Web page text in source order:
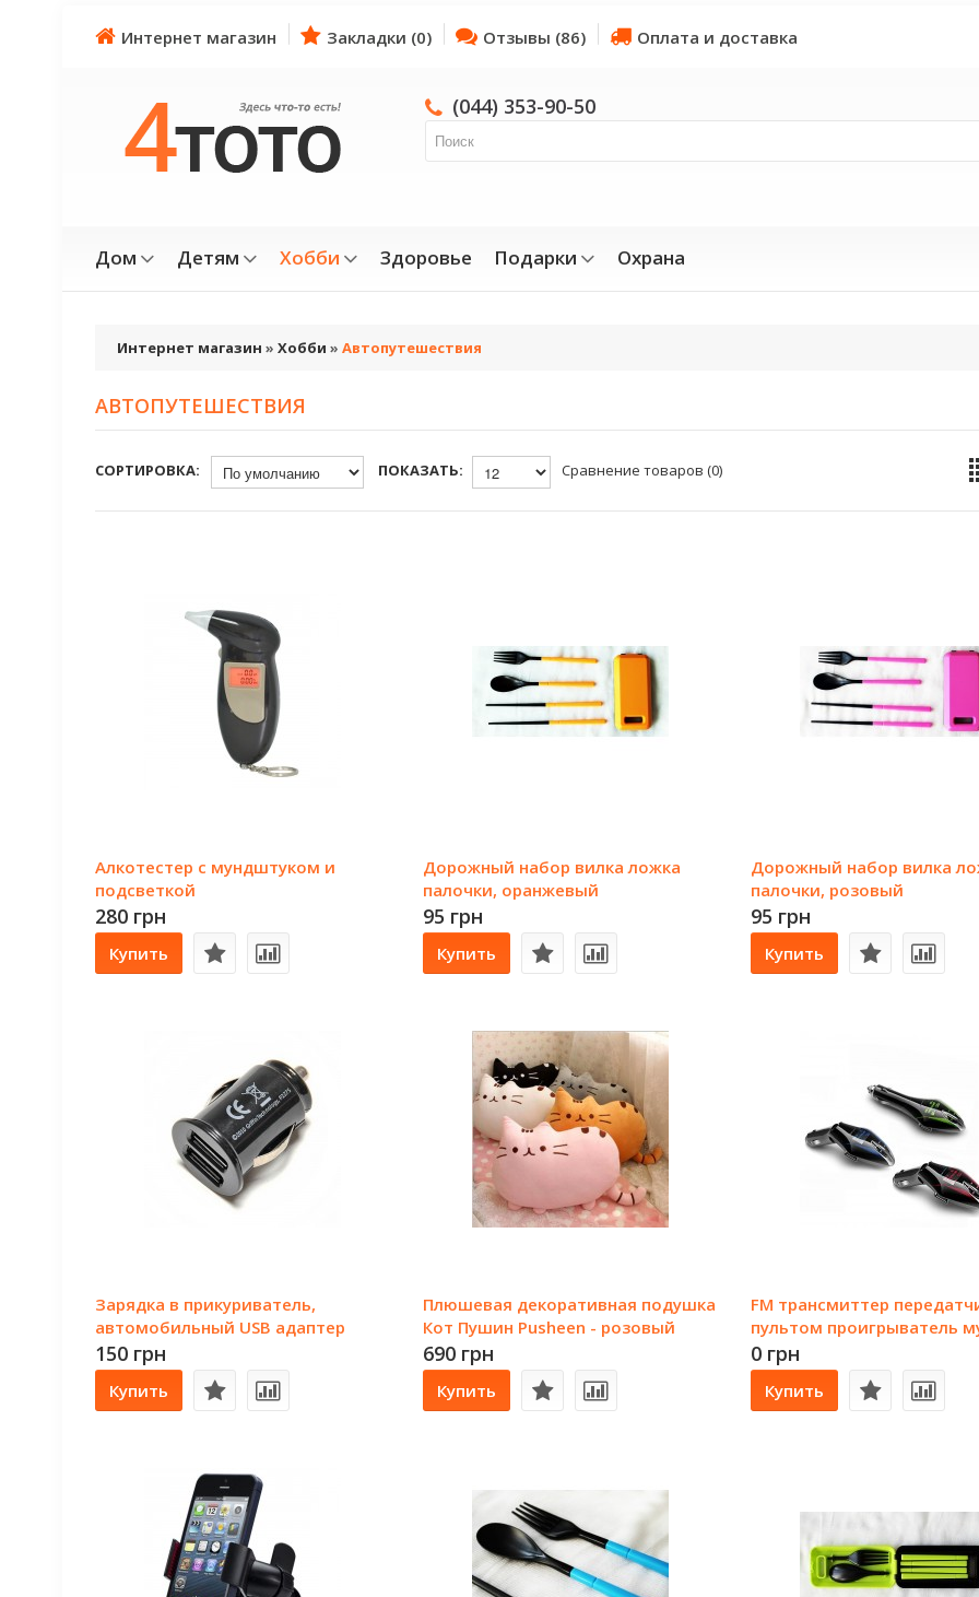
Интернет магазин Закладки (0) Отзывы (86) Оплата и доставка
(044) 353-90-50
Дом Детям Хобби Здоровье Подарки Охрана
Интернет магазин » Хобби » Автопутешествия
АВТОПУТЕШЕСТВИЯ
СОРТИРОВКА: ПОКАЗАТЬ: Сравнение товаров (0)
Алкотестер с мундштуком и
подсветкой
280 грн
Купить
Дорожный набор вилка ложка
палочки, оранжевый
95 грн
Купить
Дорожный набор вилка
палочки, розовый
95 грн
Купить
Зарядка в прикуриватель,
автомобильный USB адаптер
150 грн
Купить
Плюшевая декоративная подушка
Кот Пушин Pusheen - розовый
цвет
690 грн
Купить
FM трансмиттер
пультом проигрыватель
для автомобиля
0 грн
Купить